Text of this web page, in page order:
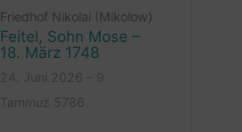
Friedhof Nikolai (Mikolow)
Feitel, Sohn Mose –
18. März 1748